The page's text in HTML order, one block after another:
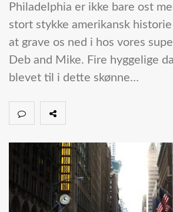
Philadelphia er ikke bare ost
stort stykke amerikansk
at grave os ned i hos vores
Deb and Mike. Fire hyggelige
blevet til i dette skønne…